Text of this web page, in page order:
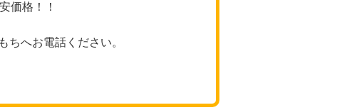
価格！！
ちへお電話ください。